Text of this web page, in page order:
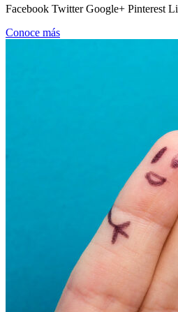
Facebook Twitter Google+ Pinterest
Conoce más